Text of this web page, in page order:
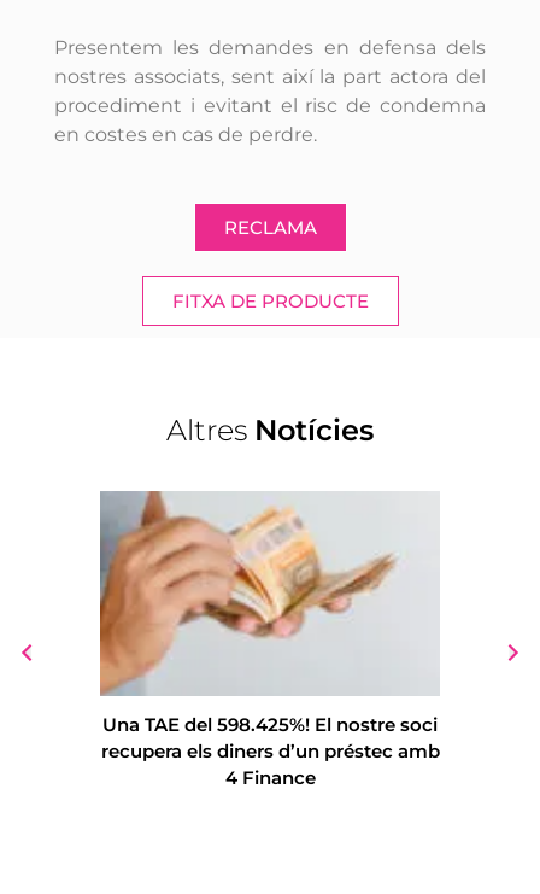
Presentem les demandes en defensa dels
nostres associats, sent així la part actora del
procediment i evitant el risc de condemna
en costes en cas de perdre.
RECLAMA
FITXA DE PRODUCTE
Altres Notícies
Una TAE del 598.425%! El nostre soci
recupera els diners d’un préstec amb
4 Finance